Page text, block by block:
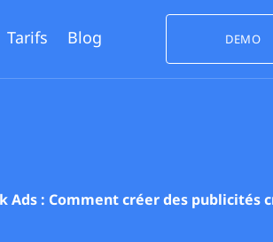
Tarifs Blog DEMO
Ads : Comment créer des publicités